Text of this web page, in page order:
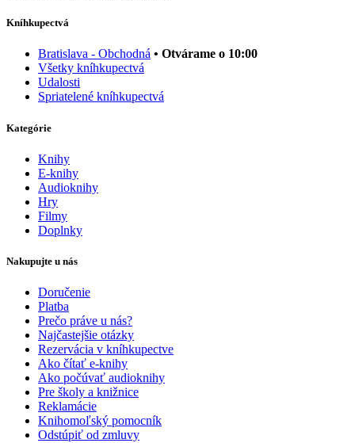
Kníhkupectvá
Bratislava - Obchodná • Otvárame o 10:00
Všetky kníhkupectvá
Udalosti
Spriatelené kníhkupectvá
Kategórie
Knihy
E-knihy
Audioknihy
Hry
Filmy
Doplnky
Nakupujte u nás
Doručenie
Platba
Prečo práve u nás?
Najčastejšie otázky
Rezervácia v kníhkupectve
Ako čítať e-knihy
Ako počúvať audioknihy
Pre školy a knižnice
Reklamácie
Knihomoľský pomocník
Odstúpiť od zmluvy